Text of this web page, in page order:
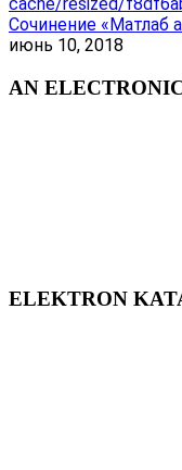
Сочинение «Матлаб
июнь 10, 2018
AN
ELEKTRON